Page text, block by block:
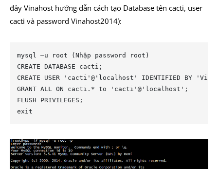
đây Vinahost hướng dẫn cách tạo Database tên cacti, user
cacti và password Vinahost2014):
mysql –u root (Nhập password root)
CREATE DATABASE cacti;
CREATE USER 'cacti'@'localhost' IDENTIFIED BY
GRANT ALL ON cacti.* to 'cacti'@'localhost';
FLUSH PRIVILEGES;
exit